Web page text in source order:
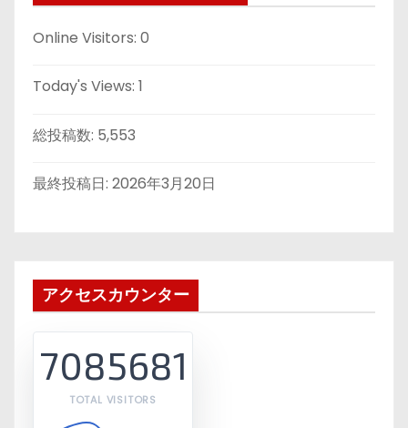
Online Visitors: 0
Today's Views: 1
総投稿数: 5,553
最終投稿日: 2026年3月20日
アクセスカウンター
7085681
TOTAL VISITORS